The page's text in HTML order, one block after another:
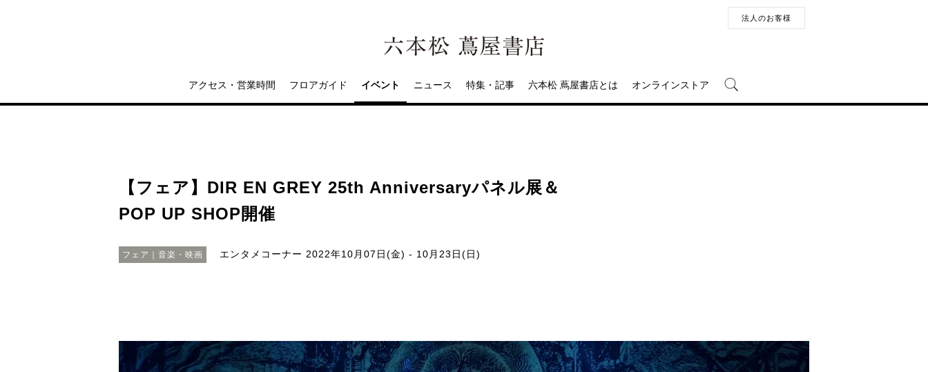
法人のお客様
アクセス・営業時間 フロアガイド イベント ニュース 特集・記事 六本松 蔦屋書店とは オンラインストア
【フェア】DIR EN GREY 25th Anniversaryパネル展＆
POP UP SHOP開催
フェア｜音楽・映画 エンタメコーナー 2022年10月07日(金) - 10月23日(日)